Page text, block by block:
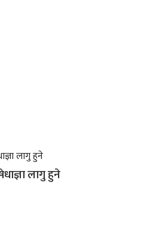
लागु हुने